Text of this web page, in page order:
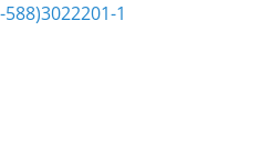
588)3022201-1